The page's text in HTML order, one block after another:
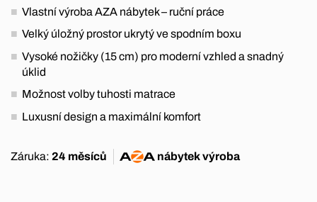
Vlastní výroba AZA nábytek – ruční práce
Velký úložný prostor ukrytý ve spodním boxu
Vysoké nožičky (15 cm) pro moderní vzhled a snadný
úklid
Možnost volby tuhosti matrace
Luxusní design a maximální komfort
Záruka: 24 měsíců nábytekvýroba